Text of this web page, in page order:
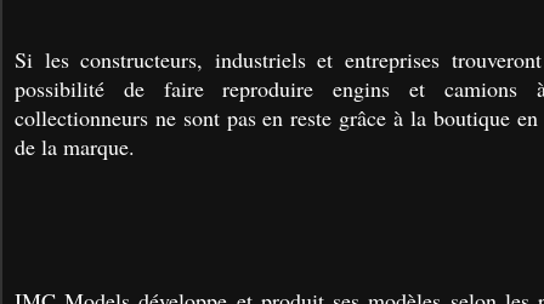
Si les constructeurs, industriels et entreprises
possibilité de faire reproduire engins et camions
collectionneurs ne sont pas en reste grâce à la boutique
de la marque.